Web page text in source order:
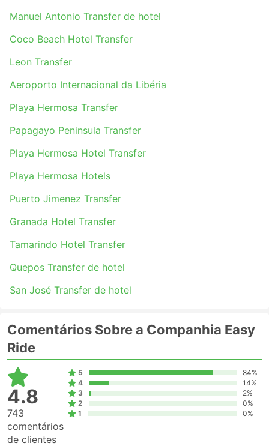
Manuel Antonio Transfer de hotel
Coco Beach Hotel Transfer
Leon Transfer
Aeroporto Internacional da Libéria
Playa Hermosa Transfer
Papagayo Peninsula Transfer
Playa Hermosa Hotel Transfer
Playa Hermosa Hotels
Puerto Jimenez Transfer
Granada Hotel Transfer
Tamarindo Hotel Transfer
Quepos Transfer de hotel
San José Transfer de hotel
Comentários Sobre a Companhia Easy
Ride
4.8
743
comentários
de clientes
5
84%
4
14%
3
2%
2
0%
1
0%